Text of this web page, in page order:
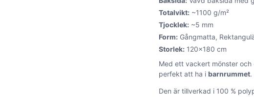
Totalvikt:~1100 g/m²
Tjocklek:~5 mm
Form:Gångmatta,
Storlek:120×180 cm
Med ett vackert mönster
perfekt att ha i barnrummet.
Den är tillverkad i 100 %